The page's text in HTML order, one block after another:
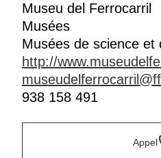
Museu del Ferrocarril
Musées
Musées de science et
http://
938 158 491
Appel